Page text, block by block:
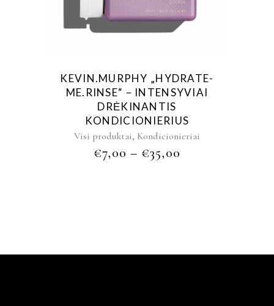
KEVIN.MURPHY „HYDRATE-
ME.RINSE“ – INTENSYVIAI
DRĖKINANTIS
KONDICIONIERIUS
Visi produktai, Kondicionieriai
€7,00 – €35,00